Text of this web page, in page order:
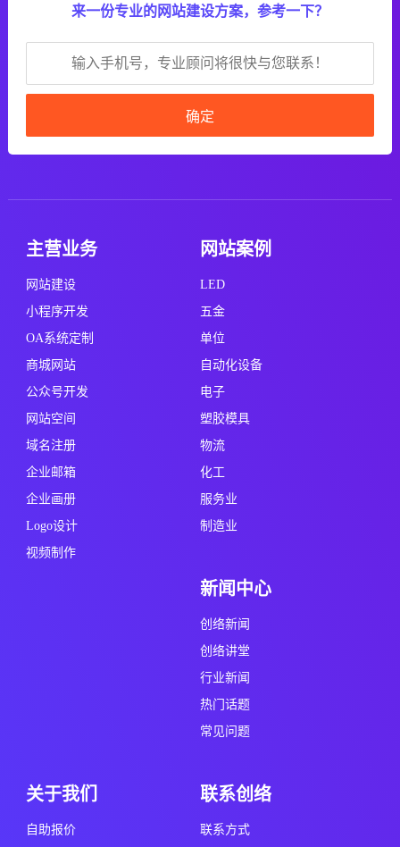
来一份专业的网站建设方案，参考一下？
确定
主营业务
网站建设
小程序开发
OA系统定制
商城网站
公众号开发
网站空间
域名注册
企业邮箱
企业画册
Logo设计
视频制作
网站案例
LED
五金
单位
自动化设备
电子
塑胶模具
物流
化工
服务业
制造业
新闻中心
创络新闻
创络讲堂
行业新闻
热门话题
常见问题
关于我们
自助报价
联系创络
联系方式